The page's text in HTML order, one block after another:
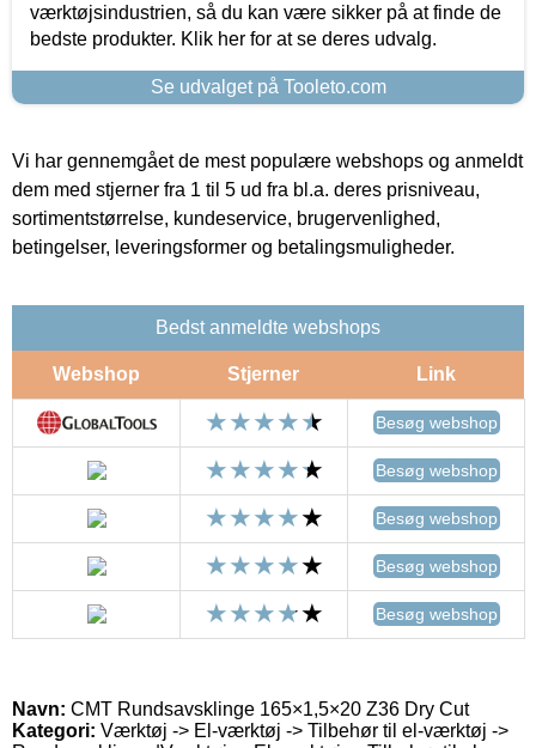
værktøjsindustrien, så du kan være sikker på at finde de
bedste produkter. Klik her for at se deres udvalg.
Se udvalget på Tooleto.com
Vi har gennemgået de mest populære webshops og anmeldt
dem med stjerner fra 1 til 5 ud fra bl.a. deres prisniveau,
sortimentstørrelse, kundeservice, brugervenlighed,
betingelser, leveringsformer og betalingsmuligheder.
Bedst anmeldte webshops
Webshop Stjerner Link
Besøg webshop
Besøg webshop
Besøg webshop
Besøg webshop
Besøg webshop
Navn: CMT Rundsavsklinge 165×1,5×20 Z36 Dry Cut
Kategori: Værktøj -> El-værktøj -> Tilbehør til el-værktøj ->